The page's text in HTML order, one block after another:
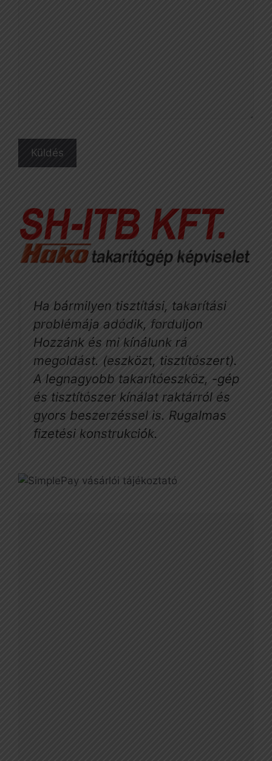
Ha bármilyen tisztítási, takarítási
problémája adódik, forduljon
Hozzánk és mi kínálunk rá
megoldást. (eszközt, tisztítószert).
A legnagyobb takarítóeszköz, -gép
és tisztítószer kínálat raktárról és
gyors beszerzéssel is. Rugalmas
fizetési konstrukciók.